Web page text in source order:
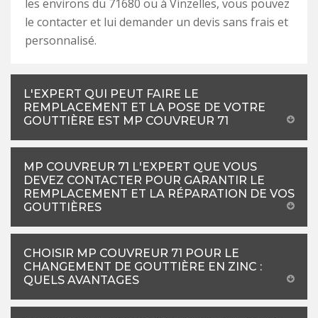
les environs du 71680 ou à Vinzelles, vous pouvez
le contacter et lui demander un devis sans frais et
personnalisé.
L'EXPERT QUI PEUT FAIRE LE
REMPLACEMENT ET LA POSE DE VOTRE
GOUTTIÈRE EST MP COUVREUR 71
MP COUVREUR 71 L'EXPERT QUE VOUS
DEVEZ CONTACTER POUR GARANTIR LE
REMPLACEMENT ET LA RÉPARATION DE VOS
GOUTTIÈRES
CHOISIR MP COUVREUR 71 POUR LE
CHANGEMENT DE GOUTTIÈRE EN ZINC :
QUELS AVANTAGES